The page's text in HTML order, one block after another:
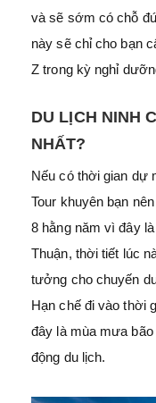
và sẽ sớm có chỗ
này sẽ chỉ cho bạn
Z trong kỳ nghỉ
DU LỊCH NINH
NHẤT?
Nếu có thời gian dự
Tour khuyên bạn
8 hằng năm vì đây
Thuận, thời tiết lúc
tưởng cho chuyến
Hạn chế đi vào thời
đây là mùa mưa
động du lịch.